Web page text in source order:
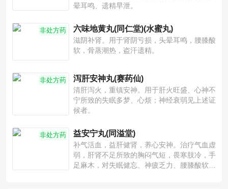
晕耳鸣、遗精早泄。
非处方药 六味地黄丸(同仁堂)(水蜜丸)
滋阴补肾。用于肾阴亏损，头晕耳鸣，腰膝酸
软，骨蒸潮热，盗汗遗精。
非处方药 泻肝安神丸(赛药仙)
清肝泻火，重镇安神。用于肝火旺盛、心神不
宁所致的失眠多梦、心烦；神经衰弱见上述证
候者。
非处方药 益安宁丸(同溢堂)
补气活血，益肝健肾，养心安神。治疗气血虚
弱，肝肾不足所致的胸闷气短，畏寒肢冷，手
足麻木，对失眠健忘、神疲乏力、腰膝酸软也